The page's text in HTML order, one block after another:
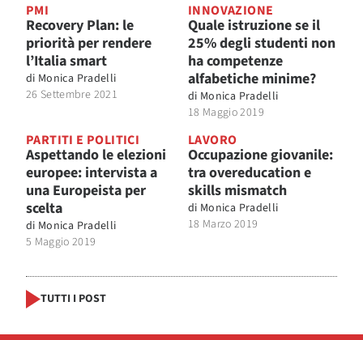
PMI
Recovery Plan: le
priorità per rendere
l’Italia smart
di Monica Pradelli
26 Settembre 2021
INNOVAZIONE
Quale istruzione se il
25% degli studenti non
ha competenze
alfabetiche minime?
di Monica Pradelli
18 Maggio 2019
PARTITI E POLITICI
Aspettando le elezioni
europee: intervista a
una Europeista per
scelta
di Monica Pradelli
5 Maggio 2019
LAVORO
Occupazione giovanile:
tra overeducation e
skills mismatch
di Monica Pradelli
18 Marzo 2019
TUTTI I POST